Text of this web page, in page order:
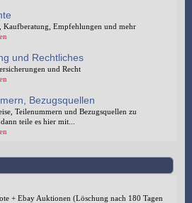
Kaufberatung, Empfehlungen und mehr
und Rechtliches
und Recht
Bezugsquellen
Teilenummern und Bezugsquellen zu
teile es hier mit...
+ Ebay Auktionen (Löschung nach 180 Tagen